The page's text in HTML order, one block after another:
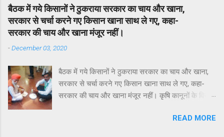
मुलाकात हुई थी जहां दोनों एक साथ पढ़ाई करते थे। इसी
दौरान दोनों के बीच नजदीकियां हुई जो धीरे-धीरे प्यार में बदल
गईं। युवती का आरोप है कि अनुराग ने युवती से शादी का व...
बैठक में गये किसानों ने ठुकराया सरकार का चाय और खाना,
सरकार से चर्चा करने गए किसान खाना साथ ले गए, कहा-
सरकार की चाय और खाना मंजूर नहीं।
-December 03, 2020
बैठक में गये किसानों ने ठुकराया सरकार का चाय और खाना,
सरकार से चर्चा करने गए किसान खाना साथ ले गए, कहा-
सरकार की चाय और खाना मंजूर नहीं। कृषि कानूनों के विरोध
आठवां और अहम दिन है। 40 किसान नेताओं की सरकार के
READ MORE